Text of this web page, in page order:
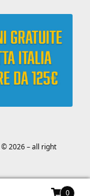
© 2026 – all right
0